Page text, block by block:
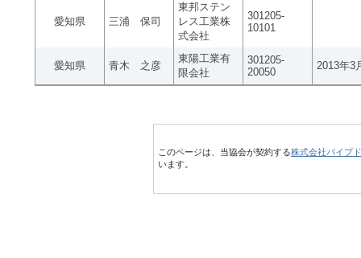
愛知県 三浦 保司
東邦ステン
レス工業株
式会社
301205-
10101
愛知県 青木 之彦
東陽工業有
限会社
301205-
20050
2013年3
このページは、当協会が契約する株式会社パイプ
います。